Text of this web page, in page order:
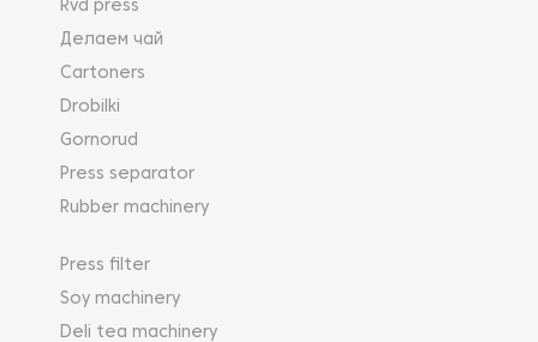
управления электрооборудованием.
Rvd press
Делаем чай
Cartoners
Drobilki
Gornorud
Press separator
Rubber machinery
Press filter
Soy machinery
Deli tea machinery